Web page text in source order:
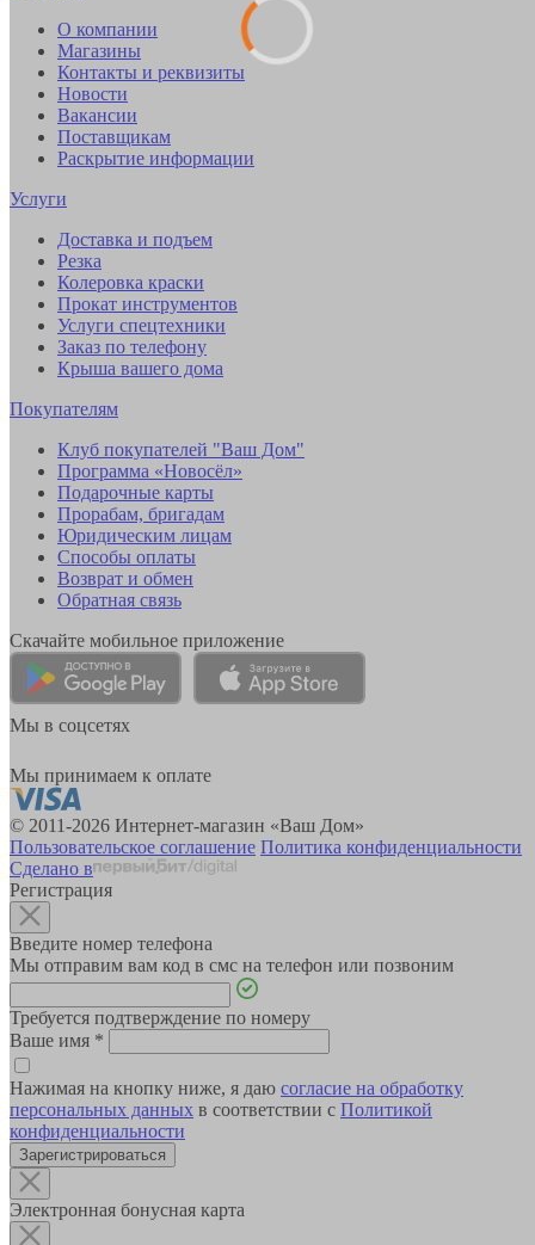
О компании
Магазины
Контакты и реквизиты
Новости
Вакансии
Поставщикам
Раскрытие информации
Услуги
Доставка и подъем
Резка
Колеровка краски
Прокат инструментов
Услуги спецтехники
Заказ по телефону
Крыша вашего дома
Покупателям
Клуб покупателей "Ваш Дом"
Программа «Новосёл»
Подарочные карты
Прорабам, бригадам
Юридическим лицам
Способы оплаты
Возврат и обмен
Обратная связь
Скачайте мобильное приложение
Мы в соцсетях
Мы принимаем к оплате
© 2011-2026 Интернет-магазин «Ваш Дом»
Пользовательское соглашение Политика конфиденциальности
Сделано в
Регистрация
Введите номер телефона
Мы отправим вам код в смс на телефон или позвоним
Требуется подтверждение по номеру
Ваше имя *
Нажимая на кнопку ниже, я даю согласие на обработку
персональных данных в соответствии с Политикой
конфиденциальности
Зарегистрироваться
Электронная бонусная карта